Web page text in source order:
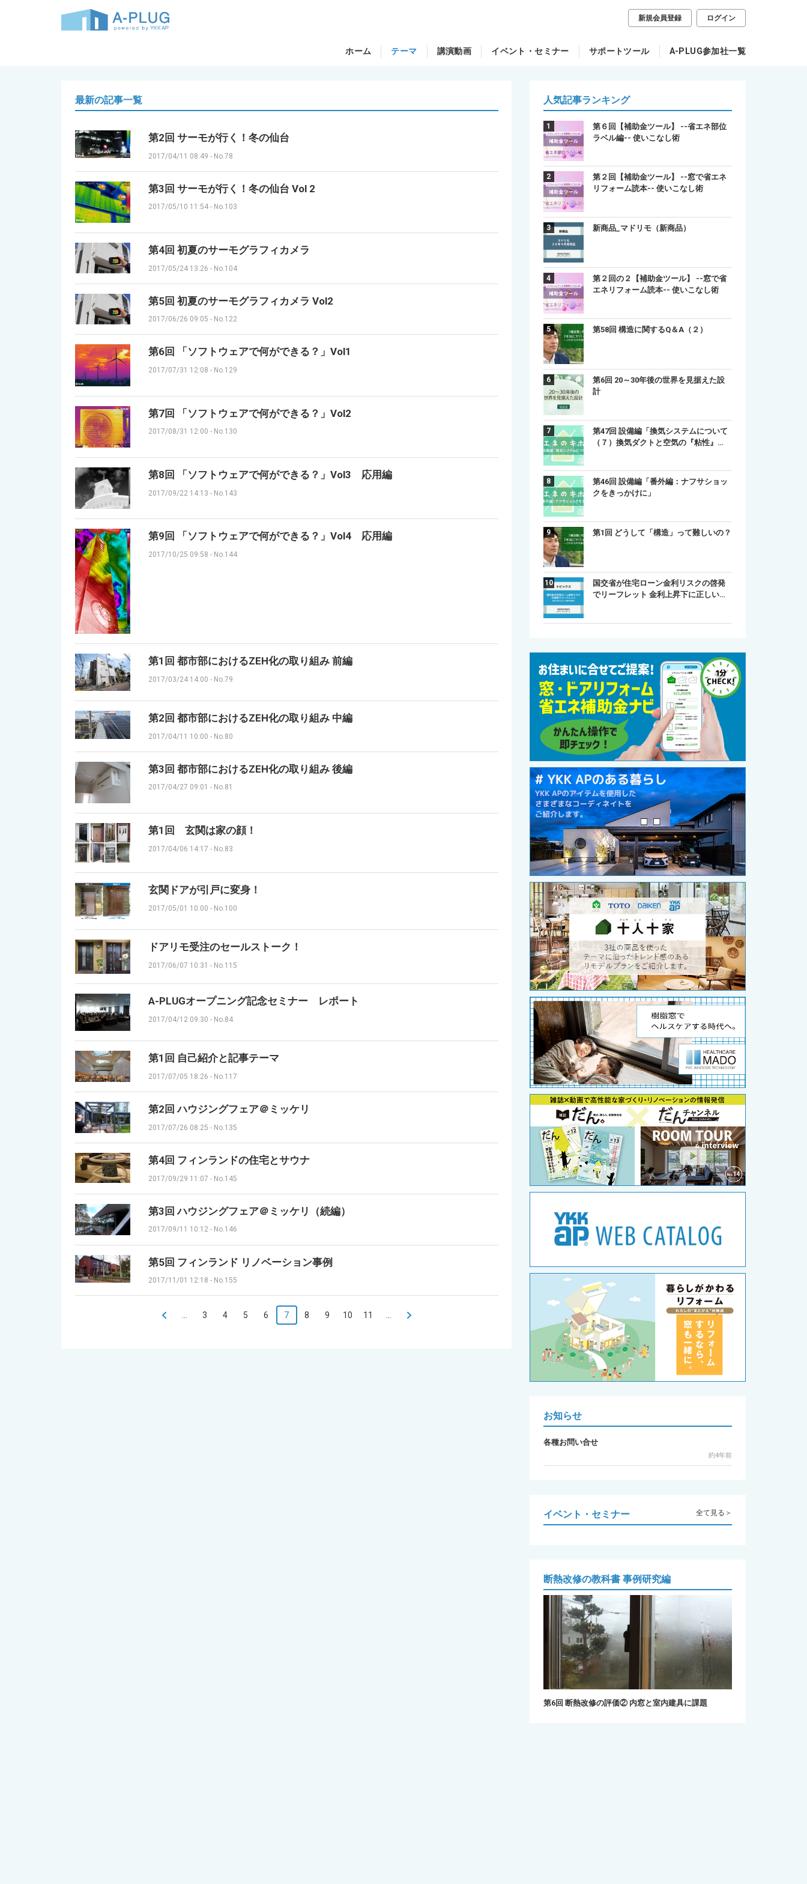
新規会員登録 ログイン
ホーム テーマ 講演動画 イベント・セミナー サポートツール A-PLUG参加社一覧
最新の記事一覧
第2回 サーモが行く！冬の仙台
2017/04/11 08:49 - No.78
第3回 サーモが行く！冬の仙台 Vol 2
2017/05/10 11:54 - No.103
第4回 初夏のサーモグラフィカメラ
2017/05/24 13:26 - No.104
第5回 初夏のサーモグラフィカメラ Vol2
2017/06/26 09:05 - No.122
第6回 「ソフトウェアで何ができる？」Vol1
2017/07/31 12:08 - No.129
第7回 「ソフトウェアで何ができる？」Vol2
2017/08/31 12:00 - No.130
第8回 「ソフトウェアで何ができる？」Vol3 応用編
2017/09/22 14:13 - No.143
第9回 「ソフトウェアで何ができる？」Vol4 応用編
2017/10/25 09:58 - No.144
第1回 都市部におけるZEH化の取り組み 前編
2017/03/24 14:00 - No.79
第2回 都市部におけるZEH化の取り組み 中編
2017/04/11 10:00 - No.80
第3回 都市部におけるZEH化の取り組み 後編
2017/04/27 09:01 - No.81
第1回 玄関は家の顔！
2017/04/06 14:17 - No.83
玄関ドアが引戸に変身！
2017/05/01 10:00 - No.100
ドアリモ受注のセールストーク！
2017/06/07 10:31 - No.115
A-PLUGオープニング記念セミナー レポート
2017/04/12 09:30 - No.84
第1回 自己紹介と記事テーマ
2017/07/05 18:26 - No.117
第2回 ハウジングフェア＠ミッケリ
2017/07/26 08:25 - No.135
第4回 フィンランドの住宅とサウナ
2017/09/29 11:07 - No.145
第3回 ハウジングフェア＠ミッケリ（続編）
2017/09/11 10:12 - No.146
第5回 フィンランド リノベーション事例
2017/11/01 12:18 - No.155
... 3 4 5 6 7 8 9 10 11 ...
人気記事ランキング
第６回【補助金ツール】 --省エネ部位
ラベル編-- 使いこなし術
第２回【補助金ツール】 --窓で省エネ
リフォーム読本-- 使いこなし術
新商品_マドリモ（新商品）
第２回の２【補助金ツール】 --窓で省
エネリフォーム読本-- 使いこなし術
第58回 構造に関するQ＆A（２）
第6回 20～30年後の世界を見据えた設
計
第47回 設備編「換気システムについて
（７）換気ダクトと空気の『粘性』…
第46回 設備編「番外編：ナフサショッ
クをきっかけに」
第1回 どうして「構造」って難しいの？
国交省が住宅ローン金利リスクの啓発
でリーフレット 金利上昇下に正しい…
お知らせ
各種お問い合せ
約4年前
イベント・セミナー 全て見る＞
断熱改修の教科書 事例研究編
第6回 断熱改修の評価② 内窓と室内建具に課題